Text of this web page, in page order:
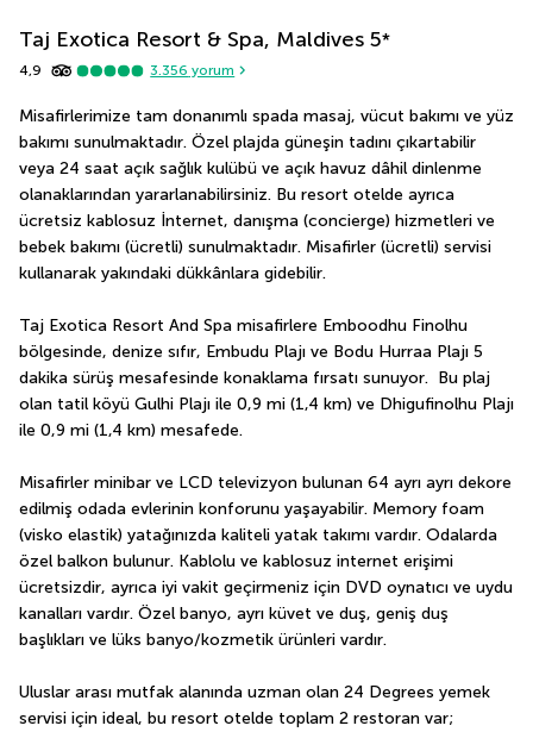
Taj Exotica Resort & Spa, Maldives 5*
4,9 3.356 yorum
Misafirlerimize tam donanımlı spada masaj, vücut bakımı ve yüz
bakımı sunulmaktadır. Özel plajda güneşin tadını çıkartabilir
veya 24 saat açık sağlık kulübü ve açık havuz dâhil dinlenme
olanaklarından yararlanabilirsiniz. Bu resort otelde ayrıca
ücretsiz kablosuz İnternet, danışma (concierge) hizmetleri ve
bebek bakımı (ücretli) sunulmaktadır. Misafirler (ücretli) servisi
kullanarak yakındaki dükkânlara gidebilir.
Taj Exotica Resort And Spa misafirlere Emboodhu Finolhu
bölgesinde, denize sıfır, Embudu Plajı ve Bodu Hurraa Plajı 5
dakika sürüş mesafesinde konaklama fırsatı sunuyor.  Bu plaj
olan tatil köyü Gulhi Plajı ile 0,9 mi (1,4 km) ve Dhigufinolhu Plajı
ile 0,9 mi (1,4 km) mesafede.
Misafirler minibar ve LCD televizyon bulunan 64 ayrı ayrı dekore
edilmiş odada evlerinin konforunu yaşayabilir. Memory foam
(visko elastik) yatağınızda kaliteli yatak takımı vardır. Odalarda
özel balkon bulunur. Kablolu ve kablosuz internet erişimi
ücretsizdir, ayrıca iyi vakit geçirmeniz için DVD oynatıcı ve uydu
kanalları vardır. Özel banyo, ayrı küvet ve duş, geniş duş
başlıkları ve lüks banyo/kozmetik ürünleri vardır.
Uluslar arası mutfak alanında uzman olan 24 Degrees yemek
servisi için ideal, bu resort otelde toplam 2 restoran var;